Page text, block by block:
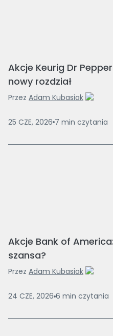
Akcje Keurig Dr
nowy rozdział
Przez Adam Kubasiak
25 CZE, 2026 7 min czytania
Akcje Bank of
szansa?
Przez Adam Kubasiak
24 CZE, 2026 6 min czytania